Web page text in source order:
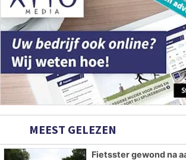
MEEST GELEZEN
Fietsster gewond na